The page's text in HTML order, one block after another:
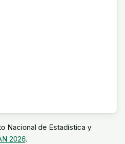
Nacional de Estadística y
2026.